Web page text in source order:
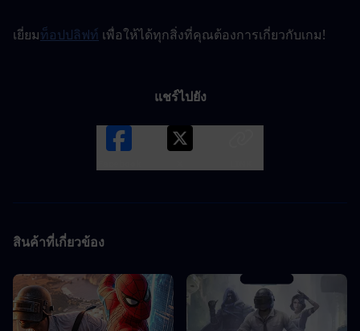
เยี่ยมท็อปปลิฟท์ เพื่อให้ได้ทุกสิ่งที่คุณต้องการเกี่ยวกับเกม!
แชร์ไปยัง
สินค้าที่เกี่ยวข้อง